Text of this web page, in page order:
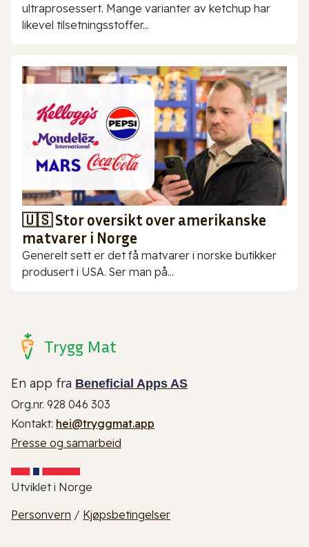
ultraprosessert. Mange varianter av ketchup har
likevel tilsetningsstoffer...
🇺🇸 Stor oversikt over amerikanske
matvarer i Norge
Generelt sett er det få matvarer i norske butikker
produsert i USA. Ser man på...
Trygg Mat
En app fra Beneficial Apps AS
Org.nr. 928 046 303
Kontakt: hei@tryggmat.app
Presse og samarbeid
Utviklet i Norge
Personvern / Kjøpsbetingelser